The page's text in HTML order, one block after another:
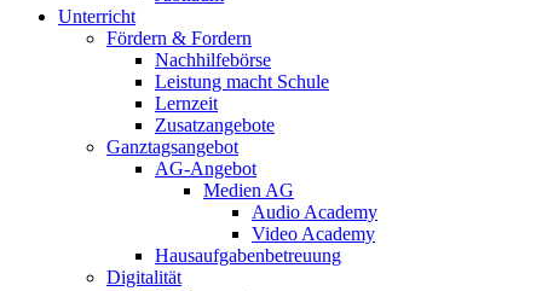
Unterricht
Fördern & Fordern
Nachhilfebörse
Leistung macht Schule
Lernzeit
Zusatzangebote
Ganztagsangebot
AG-Angebot
Medien AG
Audio Academy
Video Academy
Hausaufgabenbetreuung
Digitalität